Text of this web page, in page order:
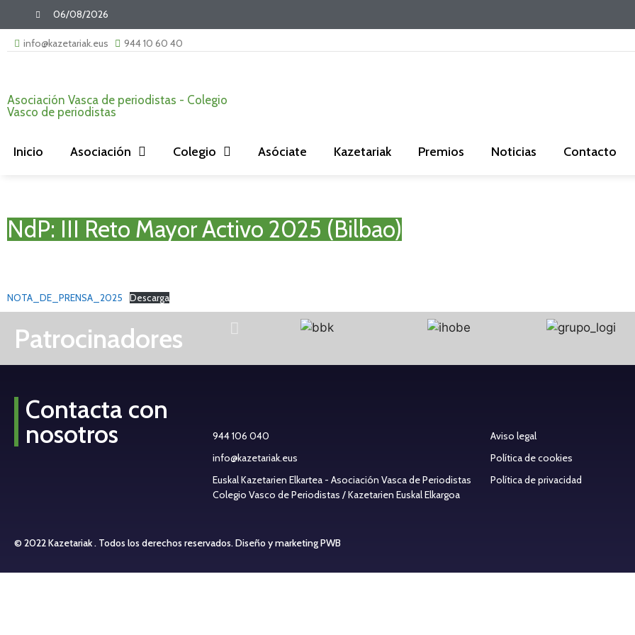
06/08/2026
info@kazetariak.eus 944 10 60 40
Asociación Vasca de periodistas - Colegio
Vasco de periodistas
Inicio Asociación Colegio Asóciate Kazetariak Premios Noticias Contacto
NdP: III Reto Mayor Activo 2025 (Bilbao)
NOTA_DE_PRENSA_2025 Descarga
Patrocinadores
Contacta con
nosotros
944 106 040
info@kazetariak.eus
Euskal Kazetarien Elkartea - Asociación Vasca de Periodistas
Colegio Vasco de Periodistas / Kazetarien Euskal Elkargoa
Aviso legal
Política de cookies
Política de privacidad
© 2022 Kazetariak . Todos los derechos reservados.Diseño y marketing PWB